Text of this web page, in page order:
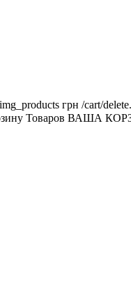
грн /cart/
Товаров ВАША